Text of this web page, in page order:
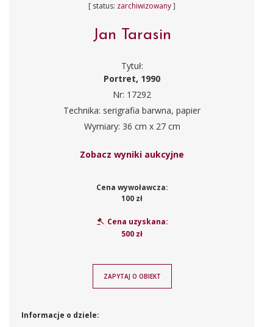
[ status: zarchiwizowany]
Jan Tarasin
Tytuł:
Portret, 1990
Nr: 17292
Technika: serigrafia barwna, papier
Wymiary: 36 cm x 27 cm
Zobacz wyniki aukcyjne
Cena wywoławcza:
100 zł
Cena uzyskana:
500 zł
ZAPYTAJ O OBIEKT
Informacje o dziele: